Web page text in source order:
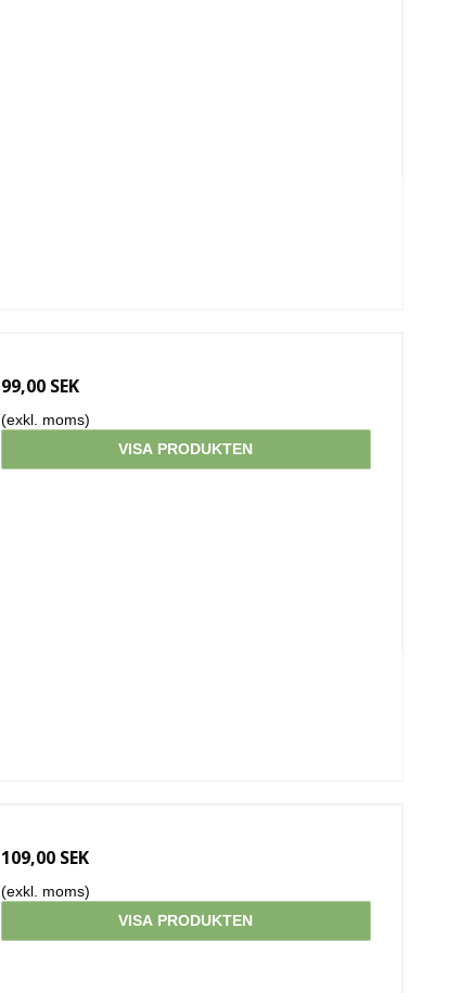
99,00 SEK
(exkl. moms)
VISA PRODUKTEN
109,00 SEK
(exkl. moms)
VISA PRODUKTEN